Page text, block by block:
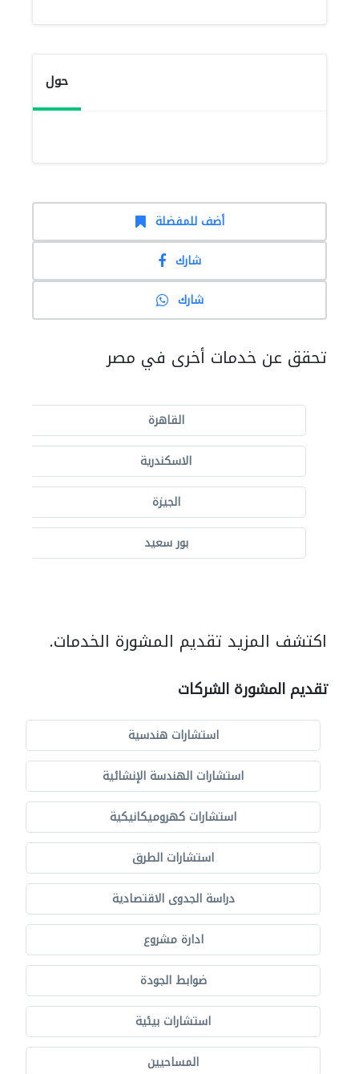
حول
أضف للمفضلة
شارك
شارك
تحقق عن خدمات أخرى في مصر
القاهرة
الاسكندرية
الجيزة
بور سعيد
اكتشف المزيد تقديم المشورة الخدمات.
تقديم المشورة الشركات
استشارات هندسية
استشارات الهندسة الإنشائية
استشارات كهروميكانيكية
استشارات الطرق
دراسة الجدوى الاقتصادية
ادارة مشروع
ضوابط الجودة
استشارات بيئية
المساحيين